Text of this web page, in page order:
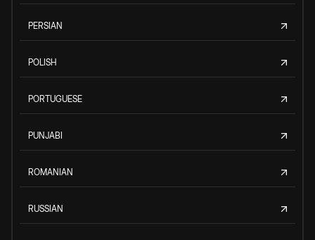
PERSIAN
POLISH
PORTUGUESE
PUNJABI
ROMANIAN
RUSSIAN